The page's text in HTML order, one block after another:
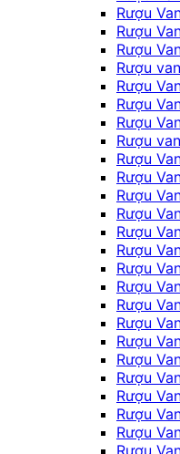
Rượu
Rượu
Rượu
Rượu
Rượu
Rượu
Rượu
Rượu
Rượu
Rượu
Rượu
Rượu
Rượu
Rượu
Rượu
Rượu
Rượu
Rượu
Rượu
Rượu
Rượu
Rượu
Rượu
Rượu
Rượu